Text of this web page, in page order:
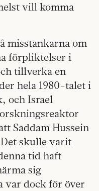
vill komma
misstankarna om
förpliktelser i
tillverka en
hela 1980-talet i
och Israel
Saddam Hussein
skulle varit
tid haft
sig
var dock för över